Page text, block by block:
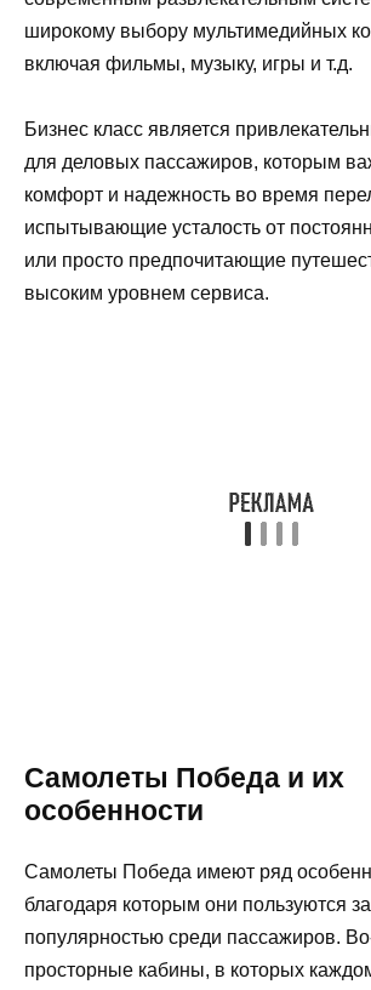
широкому выбору мультимедийных
включая фильмы, музыку, игры и т.д.
Бизнес класс является
для деловых пассажиров, которым
комфорт и надежность во время
испытывающие усталость от
или просто предпочитающие
высоким уровнем сервиса.
Самолеты Победа и их
особенности
Самолеты Победа имеют ряд
благодаря которым они пользуются
популярностью среди пассажиров.
просторные кабины, в которых